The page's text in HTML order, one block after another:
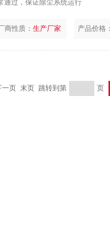
通过，保证除尘系统运行
商性质：生产厂家 产品价格：
一页 末页 跳转到第 页